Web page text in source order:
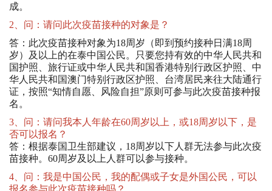
成。
2、问：请问此次疫苗接种的对象是？
答：此次疫苗接种对象为18周岁（即到预约接种日满18周
岁）及以上的在泰中国公民。只要您持有效的中华人民共和
国护照、旅行证或中华人民共和国香港特别行政区护照、中
华人民共和国澳门特别行政区护照、台湾居民来往大陆通行
证，按照“知情自愿、风险自担”原则可参与此次疫苗接种报
名。
3、问：请问我本人年龄在60周岁以上，或18周岁以下，是
否可以报名？
答：根据泰国卫生部建议，18周岁以下人群无法参与此次疫
苗接种。60周岁及以上人群可以参与接种。
4、问：我是中国公民，我的配偶或子女是外国公民，可以
报名参与此次疫苗接种吗？